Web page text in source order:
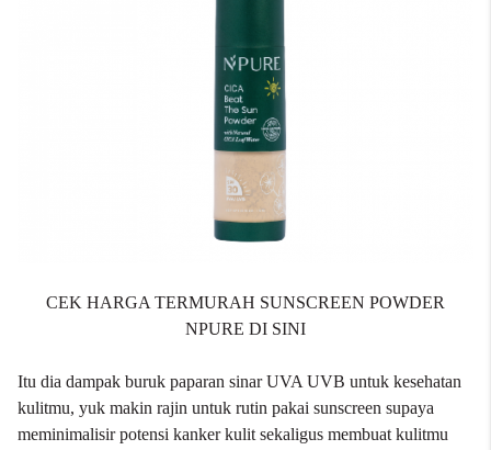
CEK HARGA TERMURAH SUNSCREEN POWDER
NPURE DI SINI
Itu dia dampak buruk paparan sinar UVA UVB untuk kesehatan
kulitmu, yuk makin rajin untuk rutin pakai sunscreen supaya
meminimalisir potensi kanker kulit sekaligus membuat kulitmu